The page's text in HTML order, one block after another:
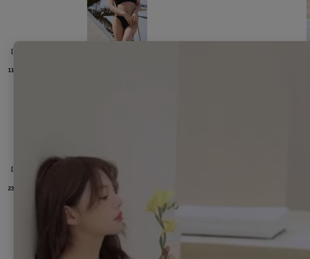
【即日発送】【ビキニ】【水着】バストジップチェーンビキニ 2点セット[FB01]
11,990
【即日発送】【ビキニ】【水着】Solle echo swimwear 4点セット[FB01]
23,980